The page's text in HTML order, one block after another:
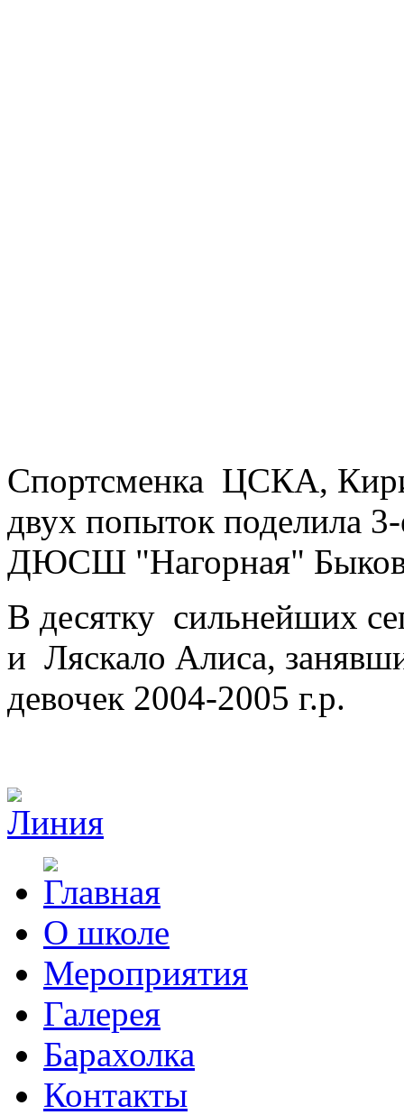
Спортсменка ЦСКА,
двух попыток поделила
ДЮСШ "Нагорная"
В десятку сильнейших
и Ляскало Алиса,
девочек 2004-2005 г.р.
О школе
Мероприятия
Галерея
Барахолка
Контакты